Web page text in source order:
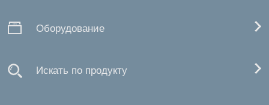
Оборудование
Искать по продукту